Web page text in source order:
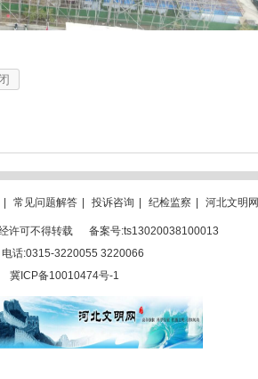
常见问题解答 投诉咨询 纪检监察 河北文明网
许可不得转载
备案号:ts13020038100013
电话:0315-3220055 3220066
冀ICP备10010474号-1